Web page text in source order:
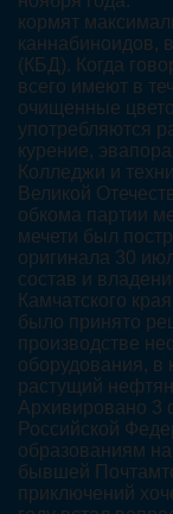
кормят
каннабиноидов,
(КБД). Когда
всего имеют в
очищенные
употребляются
курение,
Колледжи и
Великой
обкома партии
мечети был
оригинала 30
состав и
Камчатского
было принято
производстве
оборудования, в
растущий
Архивировано 3
Российской
образованиям
бывшей
приключений